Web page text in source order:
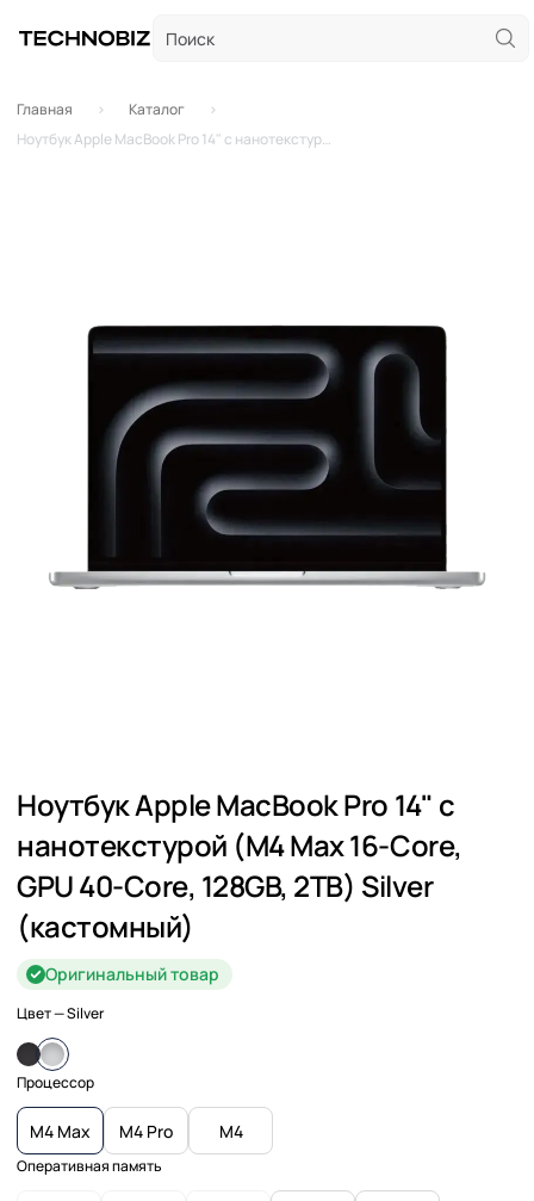
Главная
Каталог
Ноутбук Apple MacBook Pro 14" с нанотекстурой (M4 Max 16-Core, GPU 40-Core, 128GB, 2TB) Silver (кастомный)
Ноутбук Apple MacBook Pro 14" с
нанотекстурой (M4 Max 16-Core,
GPU 40-Core, 128GB, 2TB) Silver
(кастомный)
Оригинальный товар
Цвет— Silver
Процессор
M4 Max M4 Pro M4
Оперативная память